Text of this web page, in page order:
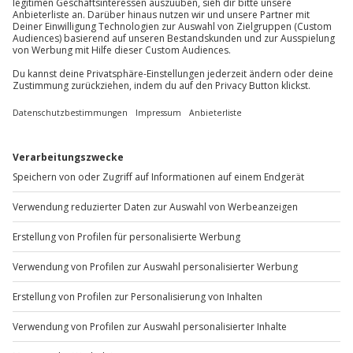
Kleidung, Festes Schuhwerk
Teilnehmer
1-4 Personen
Du möchtest als Firma bestellen?
+49 89 / 60 60 89 700
b2b@jochen-schweizer.de
www.b2b.jochen-schweizer.de/
Artikelnummer:45128
Andere Produkte entdecken